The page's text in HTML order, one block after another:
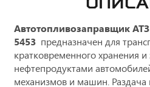
Автотопливозаправщик
5453 предназначен для
кратковременного хранения
нефтепродуктами
механизмов и машин. Раздача